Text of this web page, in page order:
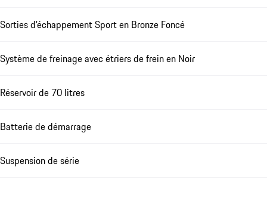
Sorties d'échappement Sport en Bronze Foncé
Système de freinage avec étriers de frein en Noir
Réservoir de 70 litres
Batterie de démarrage
Suspension de série